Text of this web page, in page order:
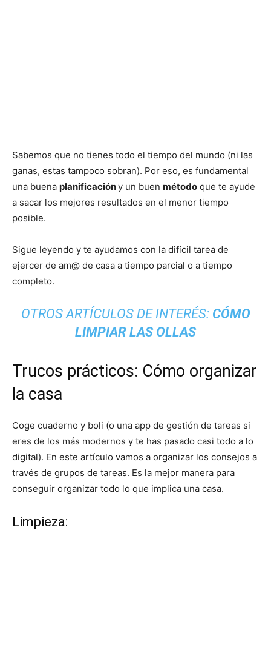
Sabemos que no tienes todo el tiempo del mundo (ni las
ganas, estas tampoco sobran). Por eso, es fundamental
una buena planificacióny un buen método que te ayude
a sacar los mejores resultados en el menor tiempo
posible.
Sigue leyendo y te ayudamos con la difícil tarea de
ejercer de am@ de casa a tiempo parcial o a tiempo
completo.
OTROS ARTÍCULOS DE INTERÉS: CÓMO
LIMPIAR LAS OLLAS
Trucos prácticos: Cómo organizar
la casa
Coge cuaderno y boli (o una app de gestión de tareas si
eres de los más modernos y te has pasado casi todo a lo
digital). En este artículo vamos a organizar los consejos a
través de grupos de tareas. Es la mejor manera para
conseguir organizar todo lo que implica una casa.
Limpieza: